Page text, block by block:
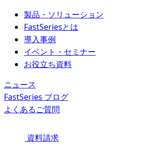
製品・ソリューション
FastSeriesとは
導入事例
イベント・セミナー
お役立ち資料
ニュース
FastSeries ブログ
よくあるご質問
資料請求